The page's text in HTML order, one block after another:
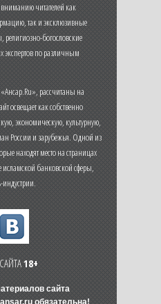
вниманию читателей как
так и эксклюзивные
религиозно-богословские
экспертов по различным
рассчитаны на
освещает как собственно
экономическую, культурную,
России и зарубежья. Одной из
находят место на страницах
исламской банковской сферы,
18+
сайта
обязательна!